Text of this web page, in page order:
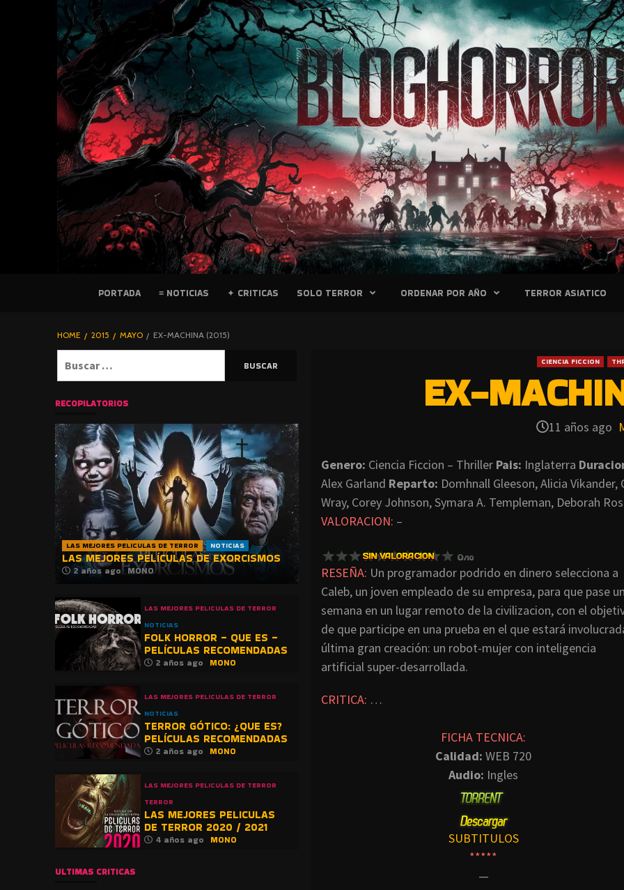
PELICULAS
BLOGHORROR
⋆
PORTADA ≡ NOTICIAS ✦ CRITICAS SOLO TERROR ORDENAR POR AÑO TERROR ASIATICO
HOME 2015 MAYO EX-MACHINA (2015)
CIENCIA FICCION
EX-
11 años ago
Genero: Ciencia Ficcion – Thriller Pais: Inglaterra
Alex Garland Reparto: Domhnall Gleeson, Alicia Vikander,
Wray, Corey Johnson, Symara A. Templeman, Deborah
VALORACION: –
RESEÑA: Un programador podrido en dinero selecciona a
Caleb, un joven empleado de su empresa, para que pase
semana en un lugar remoto de la civilizacion, con el
de que participe en una prueba en el que estará
última gran creación: un robot-mujer con inteligencia
artificial super-desarrollada.
CRITICA: …
FICHA TECNICA:
Calidad: WEB 720
Audio: Ingles
SUBTITULOS
*****
—
RECOPILATORIOS
LAS MEJORES PELICULAS DE TERROR NOTICIAS
LAS MEJORES PELÍCULAS DE EXORCISMOS
2 años ago MONO
LAS MEJORES PELICULAS DE TERROR
NOTICIAS
FOLK HORROR – QUE ES –
PELÍCULAS RECOMENDADAS
2 años ago MONO
LAS MEJORES PELICULAS DE TERROR
NOTICIAS
TERROR GÓTICO: ¿QUE ES?
PELÍCULAS RECOMENDADAS
2 años ago MONO
LAS MEJORES PELICULAS DE TERROR
TERROR
LAS MEJORES PELICULAS
DE TERROR 2020 / 2021
4 años ago MONO
ULTIMAS CRITICAS